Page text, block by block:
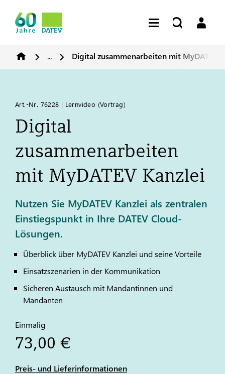
... Digital zusammenarbeiten mit MyDATEV
Art.-Nr. 76228 | Lernvideo (Vortrag)
Digital
zusammenarbeiten
mit MyDATEVKanzlei
Nutzen Sie MyDATEV Kanzlei als zentralen
Einstiegspunkt in Ihre DATEV Cloud-
Lösungen.
Überblick über MyDATEV Kanzlei und seine Vorteile
Einsatzszenarien in der Kommunikation
Sicheren Austausch mit Mandantinnen und
Mandanten
Einmalig
73,00 €
Preis- und Lieferinformationen